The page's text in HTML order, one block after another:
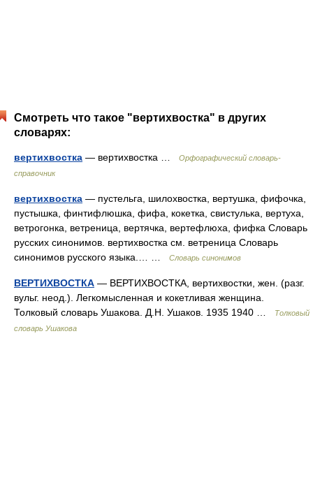
Смотреть что такое "вертихвостка" в других
словарях:
вертихвостка — вертихвостка …
Орфографический словарь-
справочник
вертихвостка — пустельга, шилохвостка, вертушка, фифочка,
пустышка, финтифлюшка, фифа, кокетка, свистулька, вертуха,
ветрогонка, ветреница, вертячка, вертефлюха, фифка Словарь
русских синонимов. вертихвостка см. ветреница Словарь
синонимов русского языка.… …
Словарь синонимов
ВЕРТИХВОСТКА — ВЕРТИХВОСТКА, вертихвостки, жен. (разг.
вульг. неод.). Легкомысленная и кокетливая женщина.
Толковый словарь Ушакова. Д.Н. Ушаков. 1935 1940 …
Толковый
словарь Ушакова